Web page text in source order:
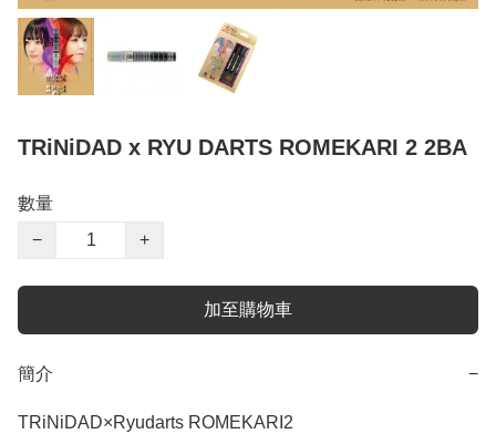
TRiNiDAD x RYU DARTS ROMEKARI 2 2BA
數量
−
+
加至購物車
簡介 −
TRiNiDAD×Ryudarts ROMEKARI2